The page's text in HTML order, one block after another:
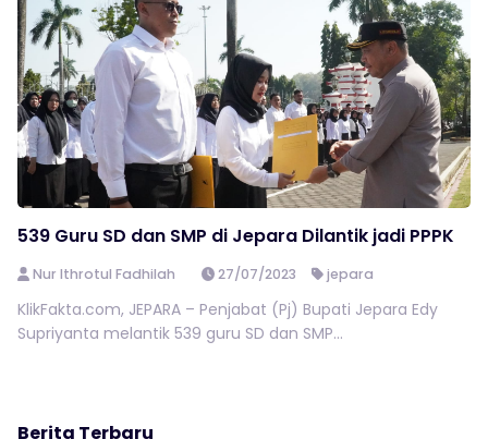
539 Guru SD dan SMP di Jepara Dilantik jadi PPPK
Nur Ithrotul Fadhilah 27/07/2023 jepara
KlikFakta.com, JEPARA – Penjabat (Pj) Bupati Jepara Edy
Supriyanta melantik 539 guru SD dan SMP...
Berita Terbaru